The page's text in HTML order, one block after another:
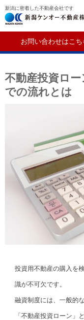
新潟に密着した不動産会社です
お問い合わせはこち
不動産投資ロ
での流れとは
投資用不動産の購入を
識が不可欠です。
融資制度には、一般的
「不動産投資ローン」